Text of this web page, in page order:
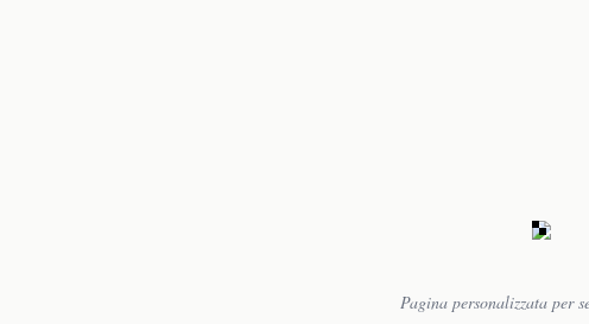
Pagina personalizzata per